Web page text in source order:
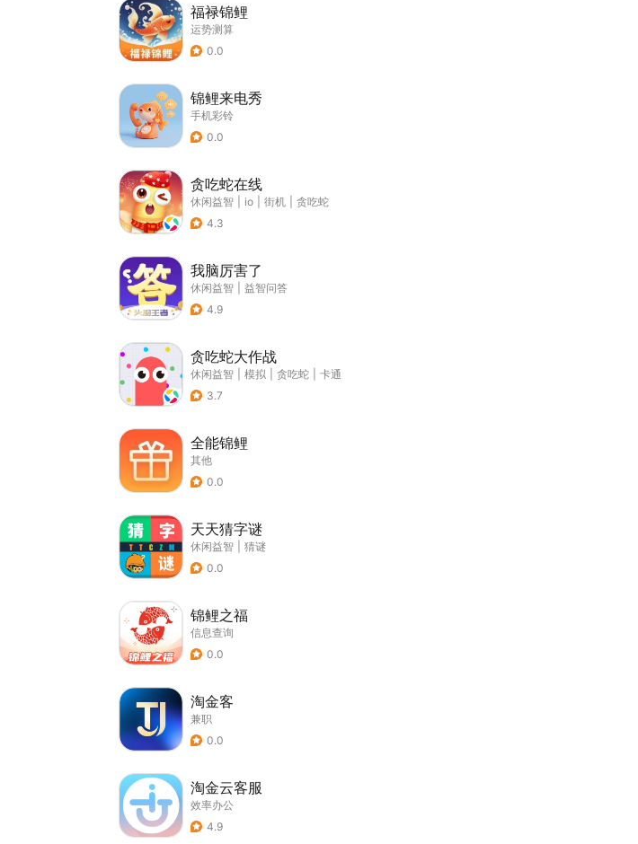
福禄锦鲤
运势测算
0.0
锦鲤来电秀
手机彩铃
0.0
贪吃蛇在线
休闲益智 io 街机
贪吃蛇
4.3
我脑厉害了
休闲益智
益智问答
4.9
贪吃蛇大作战
休闲益智 模拟 贪吃蛇
卡通
3.7
全能锦鲤
其他
0.0
天天猜字谜
休闲益智
猜谜
0.0
锦鲤之福
信息查询
0.0
淘金客
兼职
0.0
淘金云客服
效率办公
4.9